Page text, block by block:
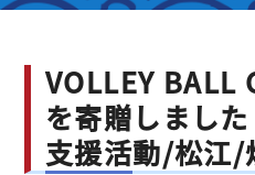
VOLLEY BALL
を寄贈しまし
支援活動/松江/